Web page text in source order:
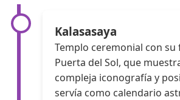
Kalasasaya
Templo ceremonial con su
Puerta del Sol, que
compleja iconografía y
servía como calendario